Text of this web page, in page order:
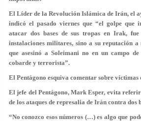
El Líder de la Revolución Islámica de Irán, el
indicó el pasado viernes que “el golpe
atacar dos bases de sus tropas en Irak,
instalaciones militares, sino a su reputación
que asesinó a Soleimani no en un campo
cobarde y terrorista”.
El Pentágono esquiva comentar sobre víctimas
El jefe del Pentágono, Mark Esper, evita
de los ataques de represalia de Irán contra dos
“No conozco esos números (…) es algo que